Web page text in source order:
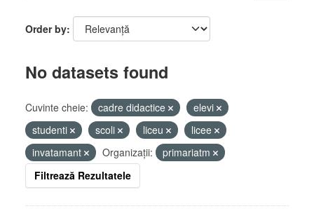
Order by
No datasets found
Cuvinte cheie: cadre didactice
elevi
studenti
scoli liceu
licee
invatamant
Organizații:
primariatm
Filtrează Rezultatele